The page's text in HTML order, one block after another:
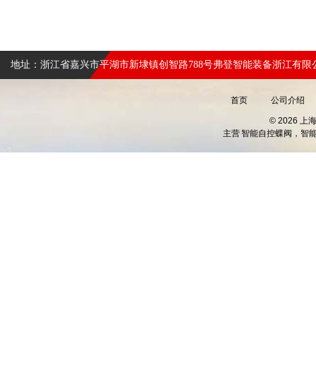
地址：浙江省嘉兴市平湖市新埭镇创智路788号弗登智能装备浙江有限
首页 公司介绍
© 2026 上
主营智能自控蝶阀，智